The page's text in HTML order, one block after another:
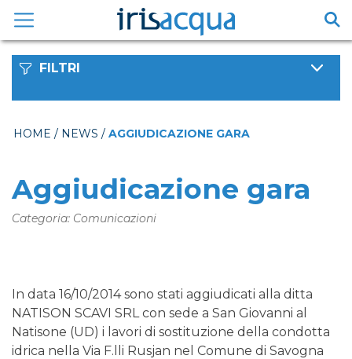
contenuto
FILTRI
HOME / NEWS / AGGIUDICAZIONE GARA
Aggiudicazione gara
Categoria: Comunicazioni
In data 16/10/2014 sono stati aggiudicati alla ditta
NATISON SCAVI SRL con sede a San Giovanni al
Natisone (UD) i lavori di sostituzione della condotta
idrica nella Via F.lli Rusjan nel Comune di Savogna